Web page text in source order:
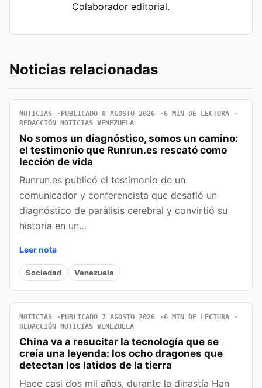
Colaborador editorial.
Noticias relacionadas
NOTICIAS PUBLICADO 8 AGOSTO 2026
6 MIN DE LECTURA
REDACCIÓN NOTICIAS VENEZUELA
No somos un diagnóstico, somos un camino:
el testimonio que Runrun.es rescató como
lección de vida
Runrun.es publicó el testimonio de un
comunicador y conferencista que desafió un
diagnóstico de parálisis cerebral y convirtió su
historia en un…
Leer nota
Sociedad Venezuela
NOTICIAS PUBLICADO 7 AGOSTO 2026
6 MIN DE LECTURA
REDACCIÓN NOTICIAS VENEZUELA
China va a resucitar la tecnología que se
creía una leyenda: los ocho dragones que
detectan los latidos de la tierra
Hace casi dos mil años, durante la dinastía Han